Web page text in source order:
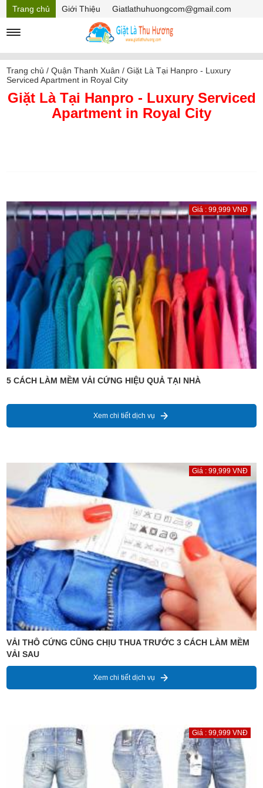
Trang chủ Giới Thiệu
Giatlathuhuongcom@gmail.com
Mã Giảm giá
Trang chủ /Quận Thanh Xuân /Giặt Là Tại Hanpro - Luxury
Serviced Apartment in Royal City
Giặt Là Tại Hanpro - Luxury Serviced
Apartment in Royal City
Giá : 99,999 VNĐ
5 CÁCH LÀM MỀM VẢI CỨNG HIỆU QUẢ TẠI NHÀ
Xem chi tiết dịch vụ
Giá : 99,999 VNĐ
VẢI THÔ CỨNG CŨNG CHỊU THUA TRƯỚC 3 CÁCH LÀM MỀM
VẢI SAU
Xem chi tiết dịch vụ
Giá : 99,999 VNĐ